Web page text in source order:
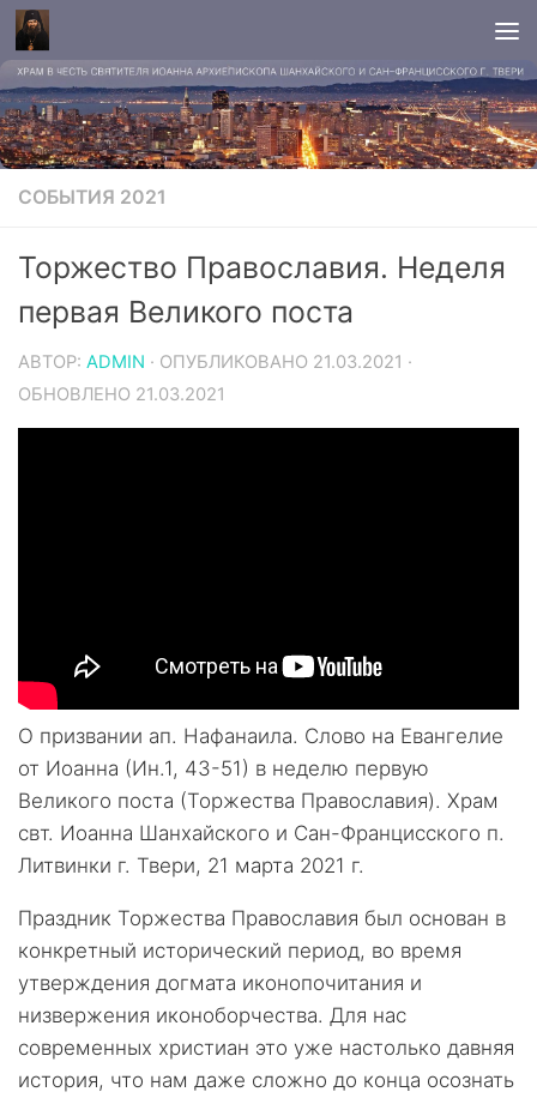
СОБЫТИЯ 2021
Торжество Православия. Неделя
первая Великого поста
АВТОР: ADMIN · ОПУБЛИКОВАНО 21.03.2021 ·
ОБНОВЛЕНО 21.03.2021
О призвании ап. Нафанаила. Слово на Евангелие
от Иоанна (Ин.1, 43-51) в неделю первую
Великого поста (Торжества Православия). Храм
свт. Иоанна Шанхайского и Сан-Францисского п.
Литвинки г. Твери, 21 марта 2021 г.
Праздник Торжества Православия был основан в
конкретный исторический период, во время
утверждения догмата иконопочитания и
низвержения иконоборчества. Для нас
современных христиан это уже настолько давняя
история, что нам даже сложно до конца осознать